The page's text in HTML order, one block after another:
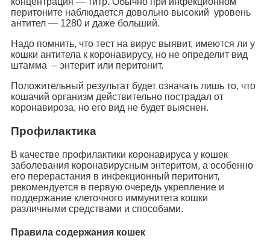
перитоните наблюдается довольно высокий уровень
антител — 1280 и даже больший.
Надо помнить, что тест на вирус выявит, имеются ли у
кошки антитела к коронавирусу, но не определит вид
штамма – энтерит или перитонит.
Положительный результат будет означать лишь то, что
кошачий организм действительно пострадал от
коронавироза, но его вид не будет выяснен.
Профилактика
В качестве профилактики коронавируса у кошек
заболевания коронавирусным энтеритом, а особенно
его перерастания в инфекционный перитонит,
рекомендуется в первую очередь укрепление и
поддержание клеточного иммунитета кошки
различными средствами и способами.
Правила содержания кошек